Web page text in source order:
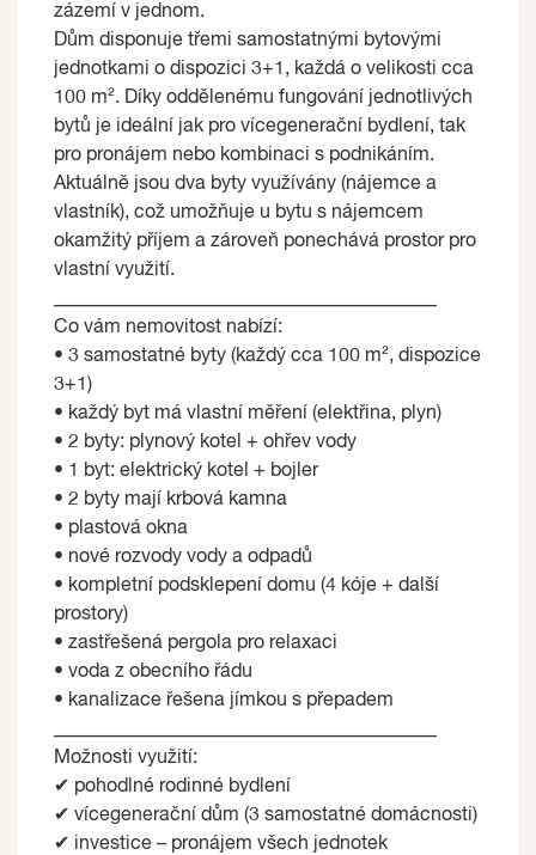
zázemí v jednom.
Dům disponuje třemi samostatnými bytovými
jednotkami o dispozici 3+1, každá o velikosti cca
100 m². Díky oddělenému fungování jednotlivých
bytů je ideální jak pro vícegenerační bydlení, tak
pro pronájem nebo kombinaci s podnikáním.
Aktuálně jsou dva byty využívány (nájemce a
vlastník), což umožňuje u bytu s nájemcem
okamžitý příjem a zároveň ponechává prostor pro
vlastní využití.
Co vám nemovitost nabízí:
• 3 samostatné byty (každý cca 100 m², dispozice
3+1)
• každý byt má vlastní měření (elektřina, plyn)
• 2 byty: plynový kotel + ohřev vody
• 1 byt: elektrický kotel + bojler
• 2 byty mají krbová kamna
• plastová okna
• nové rozvody vody a odpadů
• kompletní podsklepení domu (4 kóje + další
prostory)
• zastřešená pergola pro relaxaci
• voda z obecního řádu
• kanalizace řešena jímkou s přepadem
Možnosti využití:
✔ pohodlné rodinné bydlení
✔ vícegenerační dům (3 samostatné domácnosti)
✔ investice – pronájem všech jednotek